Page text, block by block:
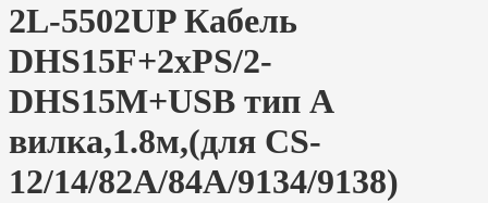
2L-5502UP Кабель
DHS15F+2xPS/2-
DHS15M+USB тип A
вилка,1.8м,(для CS-
12/14/82A/84A/9134/9138)